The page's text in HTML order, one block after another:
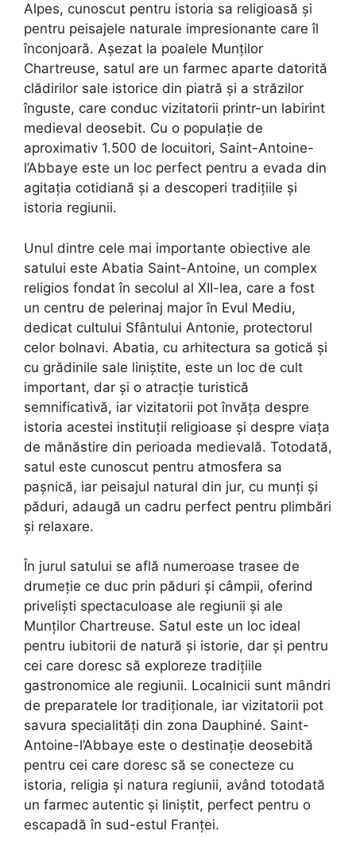
Alpes, cunoscut pentru istoria sa religioasă și
pentru peisajele naturale impresionante care îl
înconjoară. Așezat la poalele Munților
Chartreuse, satul are un farmec aparte datorită
clădirilor sale istorice din piatră și a străzilor
înguste, care conduc vizitatorii printr-un labirint
medieval deosebit. Cu o populație de
aproximativ 1.500 de locuitori, Saint-Antoine-
l’Abbaye este un loc perfect pentru a evada din
agitația cotidiană și a descoperi tradițiile și
istoria regiunii.
Unul dintre cele mai importante obiective ale
satului este Abatia Saint-Antoine, un complex
religios fondat în secolul al XII-lea, care a fost
un centru de pelerinaj major în Evul Mediu,
dedicat cultului Sfântului Antonie, protectorul
celor bolnavi. Abatia, cu arhitectura sa gotică și
cu grădinile sale liniștite, este un loc de cult
important, dar și o atracție turistică
semnificativă, iar vizitatorii pot învăța despre
istoria acestei instituții religioase și despre viața
de mănăstire din perioada medievală. Totodată,
satul este cunoscut pentru atmosfera sa
pașnică, iar peisajul natural din jur, cu munți și
păduri, adaugă un cadru perfect pentru plimbări
și relaxare.
În jurul satului se află numeroase trasee de
drumeție ce duc prin păduri și câmpii, oferind
priveliști spectaculoase ale regiunii și ale
Munților Chartreuse. Satul este un loc ideal
pentru iubitorii de natură și istorie, dar și pentru
cei care doresc să exploreze tradițiile
gastronomice ale regiunii. Localnicii sunt mândri
de preparatele lor tradiționale, iar vizitatorii pot
savura specialități din zona Dauphiné. Saint-
Antoine-l’Abbaye este o destinație deosebită
pentru cei care doresc să se conecteze cu
istoria, religia și natura regiunii, având totodată
un farmec autentic și liniștit, perfect pentru o
escapadă în sud-estul Franței.